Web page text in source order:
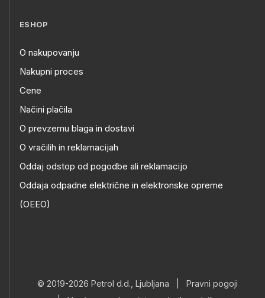
ESHOP
O nakupovanju
Nakupni proces
Cene
Načini plačila
O prevzemu blaga in dostavi
O vračilih in reklamacijah
Oddaj odstop od pogodbe ali reklamacijo
Oddaja odpadne električne in elektronske opreme
(OEEO)
© 2019-2026 Petrol d.d., Ljubljana
Pravni pogoji